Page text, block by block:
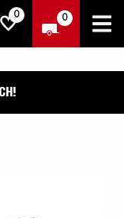
0 0